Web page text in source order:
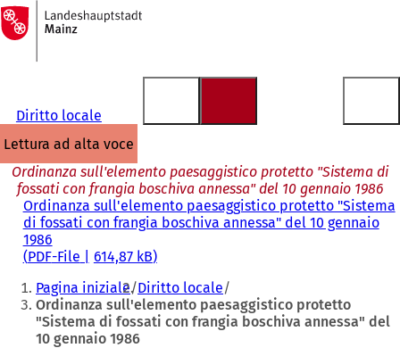
Vai al contenuto
Alla
pagina
iniziale
Diritto locale
lettura ad alta voce
Ordinanza sull'elemento paesaggistico protetto "Sistema di
fossati con frangia boschiva annessa" del 10 gennaio 1986
Ordinanza sull'elemento paesaggistico protetto "Sistema
di fossati con frangia boschiva annessa" del 10 gennaio
1986
PDF-File 614,87 kB
Siete
qui:
Pagina iniziale Diritto locale
Ordinanza sull'elemento paesaggistico protetto
"Sistema di fossati con frangia boschiva annessa" del
10 gennaio 1986